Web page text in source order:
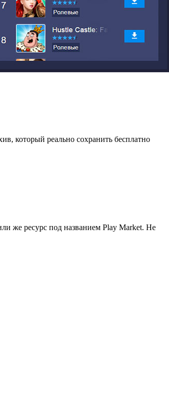
который реально сохранить бесплатно
же ресурс под названием Play Market. Не